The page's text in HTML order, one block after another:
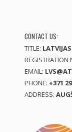
CONTACT US:
TITLE:
REGISTRATION
EMAIL:
PHONE: +371
ADDRESS: